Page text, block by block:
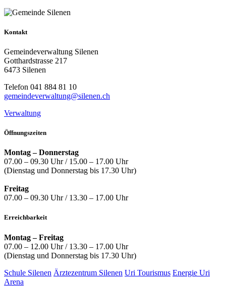
Kontakt
Gemeindeverwaltung Silenen
Gotthardstrasse 217
6473 Silenen
Telefon 041 884 81 10
gemeindeverwaltung@silenen.ch
Verwaltung
Öffnungszeiten
Montag – Donnerstag
07.00 – 09.30 Uhr / 15.00 – 17.00 Uhr
(Dienstag und Donnerstag bis 17.30 Uhr)
Freitag
07.00 – 09.30 Uhr / 13.30 – 17.00 Uhr
Erreichbarkeit
Montag – Freitag
07.00 – 12.00 Uhr / 13.30 – 17.00 Uhr
(Dienstag und Donnerstag bis 17.30 Uhr)
Schule Silenen Ärztezentrum Silenen Uri Tourismus Energie Uri
Arena